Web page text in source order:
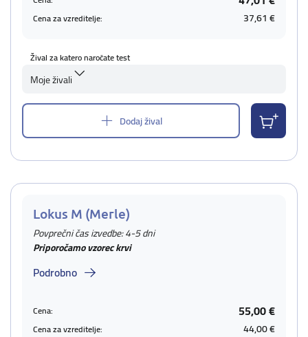
Cena za vzreditelje: 37,61 €
Žival za katero naročate test
Moje živali
Dodaj žival
Lokus M (Merle)
Povprečni čas izvedbe: 4-5 dni
Priporočamo vzorec krvi
Podrobno
Cena: 55,00 €
Cena za vzreditelje: 44,00 €